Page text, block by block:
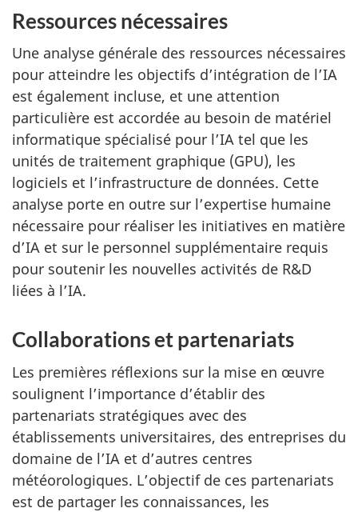
Ressources nécessaires
Une analyse générale des ressources nécessaires
pour atteindre les objectifs d’intégration de l’IA
est également incluse, et une attention
particulière est accordée au besoin de matériel
informatique spécialisé pour l’IA tel que les
unités de traitement graphique (GPU), les
logiciels et l’infrastructure de données. Cette
analyse porte en outre sur l’expertise humaine
nécessaire pour réaliser les initiatives en matière
d’IA et sur le personnel supplémentaire requis
pour soutenir les nouvelles activités de R&D
liées à l’IA.
Collaborations et partenariats
Les premières réflexions sur la mise en œuvre
soulignent l’importance d’établir des
partenariats stratégiques avec des
établissements universitaires, des entreprises du
domaine de l’IA et d’autres centres
météorologiques. L’objectif de ces partenariats
est de partager les connaissances, les